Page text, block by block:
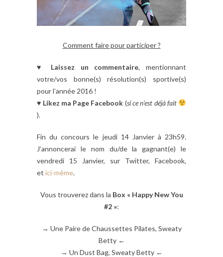
Comment faire pour participer ?
♥ Laissez un commentaire, mentionnant
votre/vos bonne(s) résolution(s) sportive(s)
pour l’année 2016 !
♥ Likez ma Page Facebook (si ce n’est déjà fait
).
Fin du concours le jeudi 14 Janvier à 23h59.
J’annoncerai le nom du/de la gagnant(e) le
vendredi 15 Janvier, sur Twitter, Facebook,
et ici-même.
Vous trouverez dans la Box « Happy New You
#2 »:
→ Une Paire de Chaussettes Pilates, Sweaty
Betty ←
→ Un Dust Bag, Sweaty Betty ←